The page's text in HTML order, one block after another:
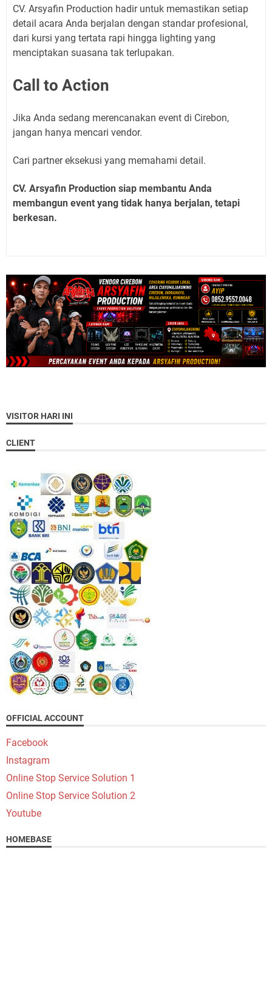
CV. Arsyafin Production hadir untuk memastikan setiap
detail acara Anda berjalan dengan standar profesional,
dari kursi yang tertata rapi hingga lighting yang
menciptakan suasana tak terlupakan.
Call to Action
Jika Anda sedang merencanakan event di Cirebon,
jangan hanya mencari vendor.
Cari partner eksekusi yang memahami detail.
CV. Arsyafin Production siap membantu Anda
membangun event yang tidak hanya berjalan, tetapi
berkesan.
VISITOR HARI INI
CLIENT
OFFICIAL ACCOUNT
Facebook
Instagram
Online Stop Service Solution 1
Online Stop Service Solution 2
Youtube
HOMEBASE